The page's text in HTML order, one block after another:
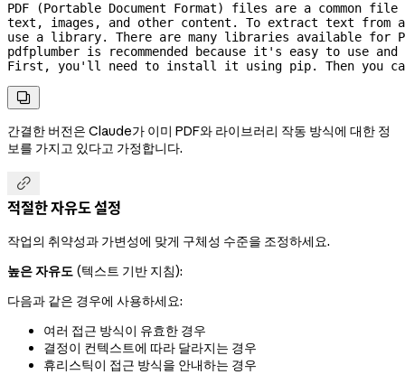
PDF (Portable Document Format) files are a common
text, images, and other content. To extract text from
use a library. There are many libraries available for
pdfplumber is recommended because it's easy to use
First, you'll need to install it using pip. Then you

간결한 버전은 Claude가 이미 PDF와 라이브러리 작동 방식에 대한 정
보를 가지고 있다고 가정합니다.

적절한 자유도 설정
작업의 취약성과 가변성에 맞게 구체성 수준을 조정하세요.
높은 자유도 (텍스트 기반 지침):
다음과 같은 경우에 사용하세요:
여러 접근 방식이 유효한 경우
결정이 컨텍스트에 따라 달라지는 경우
휴리스틱이 접근 방식을 안내하는 경우